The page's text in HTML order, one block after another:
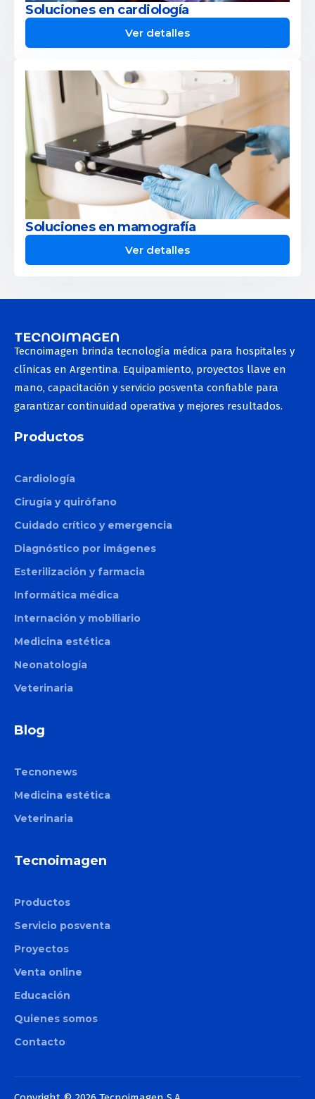
Soluciones en cardiología
Ver detalles
Soluciones en mamografía
Ver detalles
Tecnoimagen brinda tecnología médica para hospitales y
clínicas en Argentina. Equipamiento, proyectos llave en
mano, capacitación y servicio posventa confiable para
garantizar continuidad operativa y mejores resultados.
Productos
Cardiología
Cirugía y quirófano
Cuidado crítico y emergencia
Diagnóstico por imágenes
Esterilización y farmacia
Informática médica
Internación y mobiliario
Medicina estética
Neonatología
Veterinaria
Blog
Tecnonews
Medicina estética
Veterinaria
Tecnoimagen
Productos
Servicio posventa
Proyectos
Venta online
Educación
Quienes somos
Contacto